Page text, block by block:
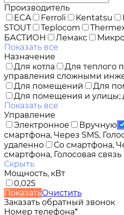
Производитель
ECA
Ferroli Kentatsu
STOUT
Teplocom
БАСТИОН
Лемакс
Показать все
Назначение
Для котла
Для теплого
управления сложными
Для помещений
Для
Для помещения и улицы;
Показать все
Управление
Электронное
Вручную
смартфона, Через SMS,
удаленно
Со смартфона,
смартфона, Голосовая связь
Скрыть
Мощность, кВт
0,025
ПоказатьОчистить
Заказать обратный звонок
Номер телефона*